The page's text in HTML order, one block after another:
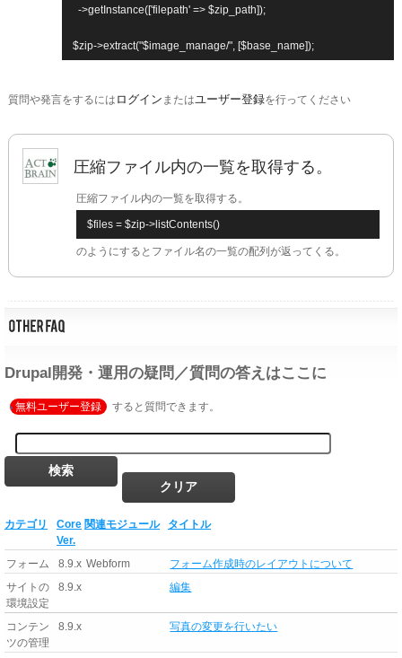
  ->getInstance(['filepath' => $zip_path]);
質問や発言をするには ログイン またはユーザー登録を行ってください
圧縮ファイル内の一覧を取得する。
圧縮ファイル内の一覧を取得する。
$files = $zip->listContents()
のようにするとファイル名の一覧の配列が返ってくる。
Drupal開発・運用の疑問／質問の答えはここに
無料ユーザー登録 すると質問できます。
カテゴリ
Core
Ver.
関連モジュール タイトル
フォーム 8.9.x Webform
フォーム作成時のレイアウトについて
サイトの
環境設定
8.9.x 編集
コンテン
ツの管理
8.9.x 写真の変更を行いたい